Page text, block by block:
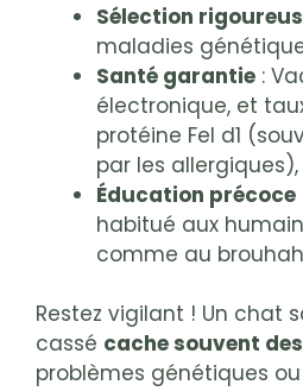
Sélection
maladies
Santé garantie :
électronique, et
protéine Fel d1
par les allergiques),
Éducation précoce
habitué aux
comme au
Restez vigilant ! Un chat
cassé cache souvent
problèmes génétiques